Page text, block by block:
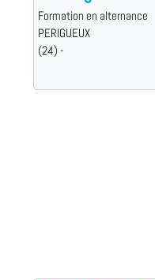
Formation en alternance
PERIGUEUX
(24) -